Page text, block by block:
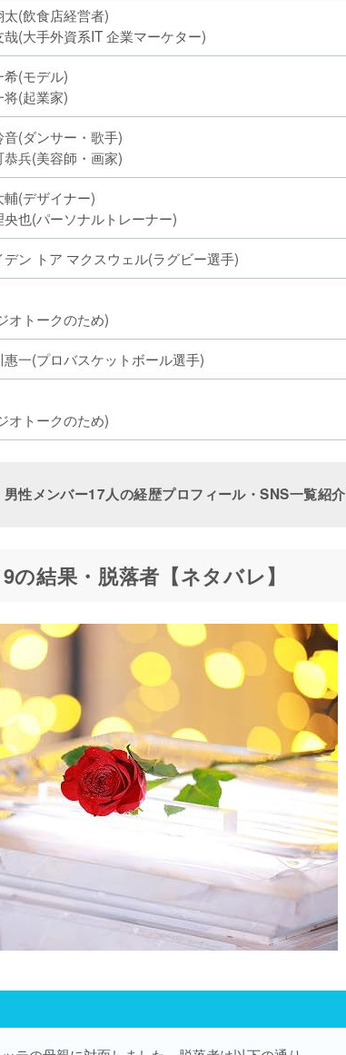
太(飲食店経営者)
哉(大手外資系IT 企業マーケター)
希(モデル)
将(起業家)
音(ダンサー・歌手)
恭兵(美容師・画家)
輔(デザイナー)
央也(パーソナルトレーナー)
デン トア マクスウェル(ラグビー選手)
オトークのため)
惠一(プロバスケットボール選手)
オトークのため)
男性メンバー17人の経歴プロフィール・SNS一覧紹介
の結果・脱落者【ネタバレ】